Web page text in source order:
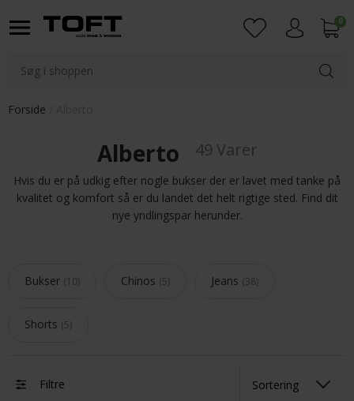
0
Forside
Alberto 49 Varer
Hvis du er på udkig efter nogle bukser der er lavet med tanke på
kvalitet og komfort så er du landet det helt rigtige sted. Find dit
nye yndlingspar herunder.
Bukser 10 Chinos 5 Jeans 38
Shorts 5
Filtre